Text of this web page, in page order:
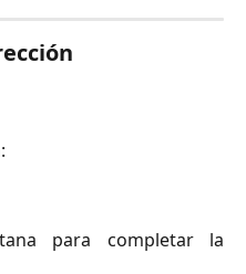
para completar la